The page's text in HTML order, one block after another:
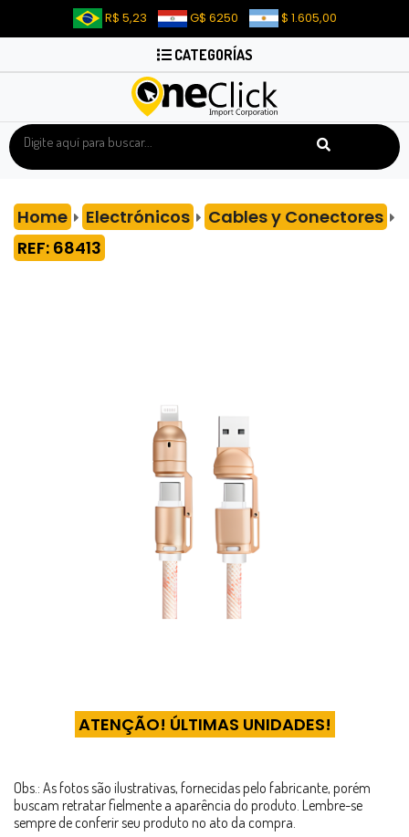
R$ 5,23 G$ 6250 $ 1.605,00
CATEGORÍAS
Home Electrónicos
Cables y Conectores
REF: 68413
ATENÇÃO! ÚLTIMAS UNIDADES!
Obs.: As fotos são ilustrativas, fornecidas pelo fabricante, porém
buscam retratar fielmente a aparência do produto. Lembre-se
sempre de conferir seu produto no ato da compra.